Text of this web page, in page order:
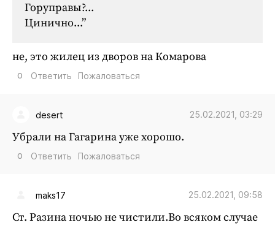
Горуправы?...
Цинично...”
не, это жилец из дворов на Комарова
0 Ответить Пожаловаться
desert 25.02.2021, 03:29
Убрали на Гагарина уже хорошо.
0 Ответить Пожаловаться
maks17 25.02.2021, 09:58
Ст. Разина ночью не чистили.Во всяком случае